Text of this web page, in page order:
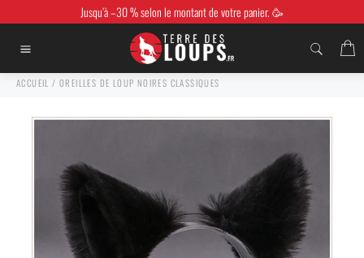
au
contenu
Jusqu’à –30 % selon le montant de votre panier. 🥳
ACCUEIL /OREILLES DE LOUP NOIRES CLASSIQUES